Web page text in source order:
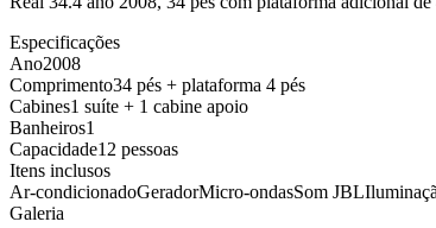
Especificações
Ano2008
Comprimento34 pés + plataforma 4 pés
Cabines1 suíte + 1 cabine apoio
Banheiros1
Capacidade12 pessoas
Itens inclusos
Ar-condicionadoGeradorMicro-ondasSom JBL
Galeria